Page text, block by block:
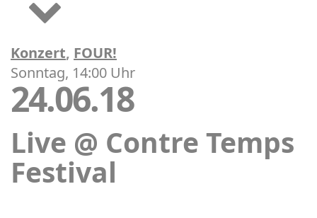
Konzert, FOUR!
Sonntag, 14:00 Uhr
24.06.18
Live @ Contre Temps
Festival